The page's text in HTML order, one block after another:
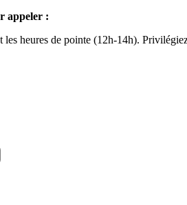
appeler :
les heures de pointe (12h-14h).